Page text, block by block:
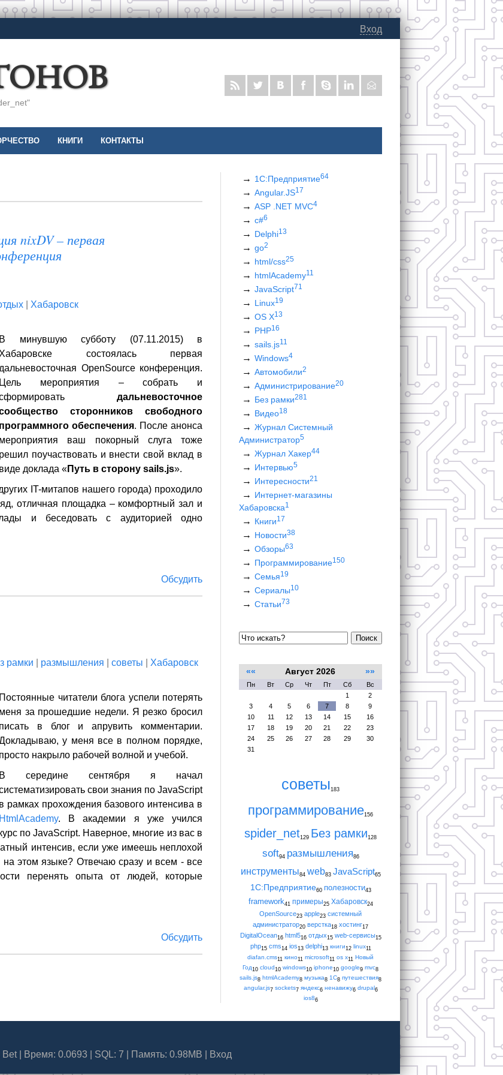
Вход
КНИГИ КОНТАКТЫ
nixDV – первая
Хабаровск
В минувшую субботу (07.11.2015) в
Хабаровске состоялась первая
дальневосточная OpenSource конференция.
Цель мероприятия – собрать и
дальневосточное
сторонников свободного
программного обеспечения. После анонса
мероприятия ваш покорный слуга тоже
решил поучаствовать и внести свой вклад в
виде доклада «Путь в сторону sails.js».
IT-митапов нашего города) проходило
отличная площадка – комфортный зал и
и беседовать с аудиторией одно
Обсудить
рамки размышления советы
Хабаровск
Постоянные читатели блога успели потерять
меня за прошедшие недели. Я резко бросил
писать в блог и апрувить комментарии.
у меня все в полном порядке,
просто накрыло рабочей волной и учебой.
В середине сентября я начал
свои знания по JavaScript
в рамках прохождения базового интенсива в
HtmlAcademy. В академии я уже учился
по JavaScript. Наверное, многие из вас в
интенсив, если уже имеешь неплохой
этом языке? Отвечаю сразу и всем - все
перенять опыта от людей, которые
Обсудить
1С:Предприятие64
Angular.JS17
ASP .NET MVC4
c#6
Delphi13
go2
html/css25
htmlAcademy11
JavaScript71
Linux19
OS X13
PHP16
sails.js11
Windows4
Автомобили2
Администрирование20
Без рамки281
Видео18
Журнал Системный
Администратор5
Журнал Хакер44
Интервью5
Интересности21
Интернет-магазины
Хабаровска1
Книги17
Новости38
Обзоры63
Программирование150
Семья19
Сериалы10
Статьи 73
Поиск
«« Август 2026 »»
Пн Вт Ср Чт Пт Сб
Вс
1
2
3
4 5 6 7 8
9
10
11 12 13 14 15
16
17
18 19 20 21 22
23
24
25 26 27 28 29
30
31
советы183
программирование156
spider_net129 Без рамки128
soft94 размышления86
инструменты84 web83 JavaScript65
1С:Предприятие60 полезности43
framework41 примеры25 Хабаровск24
OpenSource23 apple23 системный
администратор20 верстка18 хостинг17
DigitalOcean16 html516 отдых15 web-сервисы15
php15 cms14 ios13 delphi13 книги12 linux11
diafan.cms11 кино11 microsoft11 os x11 Новый
Год10 cloud10 windows10 iphone10 google9 mvc8
sails.js8 htmlAcademy8 музыка8 1С8 путешествия8
angular.js7 sockets7 яндекс6 ненавижу6 drupal6
ios86
Bet| Время: 0.0693 | SQL: 7 | Память: 0.98MB Вход